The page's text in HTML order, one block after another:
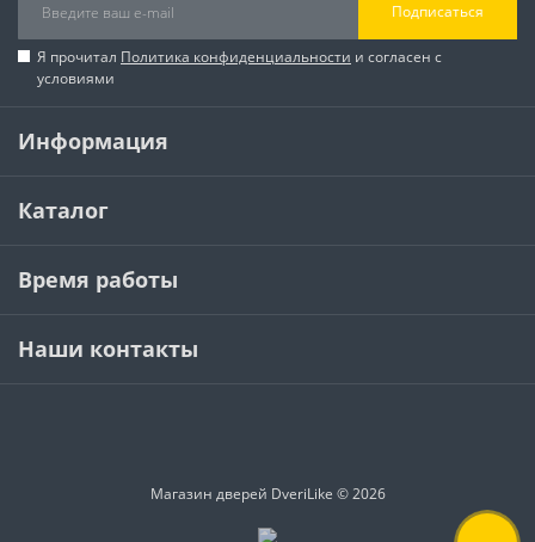
Подписаться
Я прочитал Политика конфиденциальности и согласен с
условиями
Информация
Каталог
Время работы
Наши контакты
Магазин дверей DveriLike © 2026